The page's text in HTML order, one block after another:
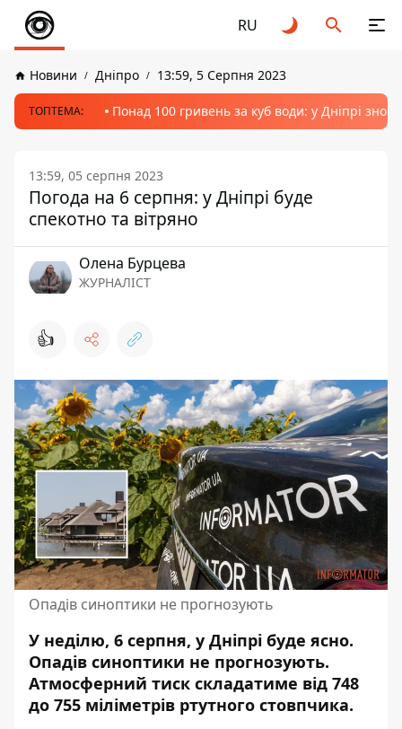
RU
Новини Дніпро 13:59, 5 Серпня 2023
ТОПТЕМА: Понад 100 гривень за куб води: у Дніпрі
13:59, 05 серпня 2023
Погода на 6 серпня: у Дніпрі буде
спекотно та вітряно
Олена Бурцева
ЖУРНАЛІСТ
👍
Опадів синоптики не прогнозують
У неділю, 6 серпня, у Дніпрі буде ясно.
Опадів синоптики не прогнозують.
Атмосферний тиск складатиме від 748
до 755 міліметрів ртутного стовпчика.